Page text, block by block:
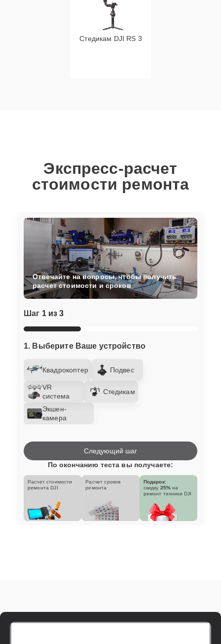
Стедикам DJI RS 3
Экспресс-расчет
стоимости ремонта
Шаг 1 из 3
1. Выберите Ваше устройство
Квадрокоптер Подвес
VR
система
Стедикам
Экшен-
камера
Отвечайте на вопросы, чтобы получить
расчет стоимости и сроков
Следующий шаг
По окончанию теста вы получаете:
Расчет стоимости
ремонта DJI
Расчет сроков
ремонта
Подарок:
скидку 25% на
ремонт техники DJI